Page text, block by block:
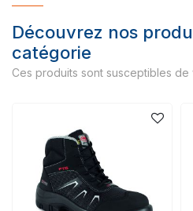
Découvrez nos
catégorie
Ces produits sont susceptibles de